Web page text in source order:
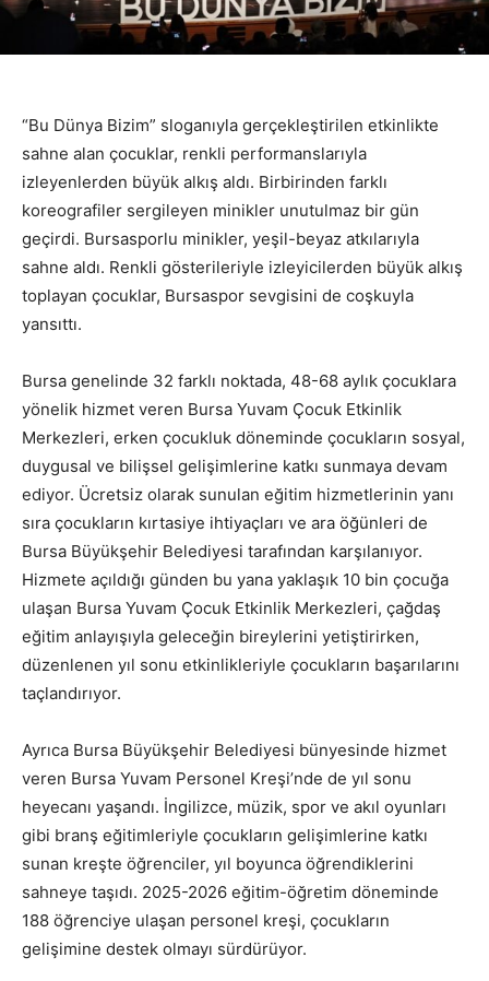
“Bu Dünya Bizim” sloganıyla gerçekleştirilen etkinlikte
sahne alan çocuklar, renkli performanslarıyla
izleyenlerden büyük alkış aldı. Birbirinden farklı
koreografiler sergileyen minikler unutulmaz bir gün
geçirdi. Bursasporlu minikler, yeşil-beyaz atkılarıyla
sahne aldı. Renkli gösterileriyle izleyicilerden büyük alkış
toplayan çocuklar, Bursaspor sevgisini de coşkuyla
yansıttı.
Bursa genelinde 32 farklı noktada, 48-68 aylık çocuklara
yönelik hizmet veren Bursa Yuvam Çocuk Etkinlik
Merkezleri, erken çocukluk döneminde çocukların sosyal,
duygusal ve bilişsel gelişimlerine katkı sunmaya devam
ediyor. Ücretsiz olarak sunulan eğitim hizmetlerinin yanı
sıra çocukların kırtasiye ihtiyaçları ve ara öğünleri de
Bursa Büyükşehir Belediyesi tarafından karşılanıyor.
Hizmete açıldığı günden bu yana yaklaşık 10 bin çocuğa
ulaşan Bursa Yuvam Çocuk Etkinlik Merkezleri, çağdaş
eğitim anlayışıyla geleceğin bireylerini yetiştirirken,
düzenlenen yıl sonu etkinlikleriyle çocukların başarılarını
taçlandırıyor.
Ayrıca Bursa Büyükşehir Belediyesi bünyesinde hizmet
veren Bursa Yuvam Personel Kreşi’nde de yıl sonu
heyecanı yaşandı. İngilizce, müzik, spor ve akıl oyunları
gibi branş eğitimleriyle çocukların gelişimlerine katkı
sunan kreşte öğrenciler, yıl boyunca öğrendiklerini
sahneye taşıdı. 2025-2026 eğitim-öğretim döneminde
188 öğrenciye ulaşan personel kreşi, çocukların
gelişimine destek olmayı sürdürüyor.